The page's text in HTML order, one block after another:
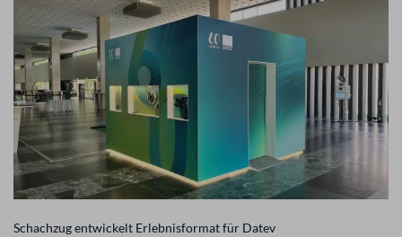
Schachzug entwickelt Erlebnisformat für Datev